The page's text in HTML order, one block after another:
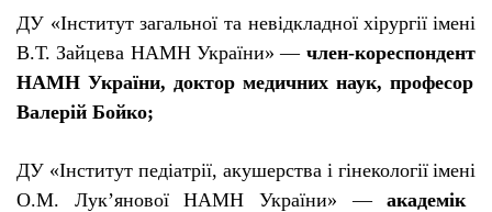
ДУ «Інститут загальної та невідкладноїхірургії імені
В.Т. Зайцева НАМН України» — член-кореспондент
НАМН України, доктор медичних наук, професор
Валерій Бойко;
ДУ «Інститут педіатрії, акушерства і гінекології імені
О.М. Лук’яновоїНАМН України» —академік